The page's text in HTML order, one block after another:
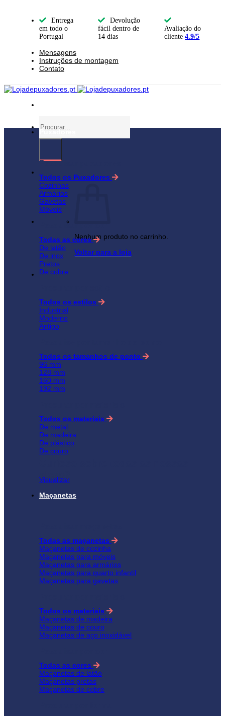
Entrega
em todo o
Portugal
Devolução
fácil dentro de
14 dias
Avaliação do
cliente4.9/5
Mensagens
Instruções de montagem
Contato
por:
Nenhum produto no carrinho.
Voltar para a loja
Puxadores
Pesquisar puxadores
Todos os Puxadores
Cozinhas
Armários
Gavetas
Móveis
Pesquisar por cor
Todas as cores
De latão
De inox
Pretos
De cobre
Todos os estilos
Industrial
Moderno
Antigo
Todos os tamanhos de ponto
96 mm
128 mm
160 mm
192 mm
Todos os materiais
De metal
De madeira
De plástico
De couro
alças?
Visualizar
Maçanetas
Todas as maçanetas
Maçanetas de cozinha
Maçanetas para móveis
Maçanetas para armários
Maçanetas para quarto infantil
Maçanetas para gavetas
Todos os materiais
Maçanetas de madeira
Maçanetas de couro
Maçanetas de aço inoxidável
Todas as cores
Maçanetas de latão
Maçanetas pretas
Maçanetas de cobre